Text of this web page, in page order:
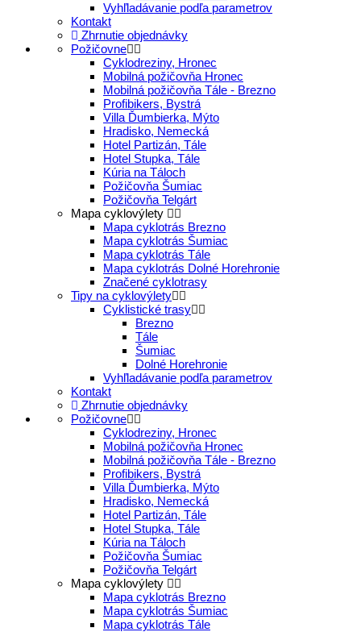
Vyhľladávanie podľa parametrov
Kontakt
Zhrnutie objednávky
Požičovne
Cyklodreziny, Hronec
Mobilná požičovňa Hronec
Mobilná požičovňa Tále - Brezno
Profibikers, Bystrá
Villa Ďumbierka, Mýto
Hradisko, Nemecká
Hotel Partizán, Tále
Hotel Stupka, Tále
Kúria na Táloch
Požičovňa Šumiac
Požičovňa Telgárt
Mapa cyklovýlety
Mapa cyklotrás Brezno
Mapa cyklotrás Šumiac
Mapa cyklotrás Tále
Mapa cyklotrás Dolné Horehronie
Značené cyklotrasy
Tipy na cyklovýlety
Cyklistické trasy
Brezno
Tále
Šumiac
Dolné Horehronie
Vyhľladávanie podľa parametrov
Kontakt
Zhrnutie objednávky
Požičovne
Cyklodreziny, Hronec
Mobilná požičovňa Hronec
Mobilná požičovňa Tále - Brezno
Profibikers, Bystrá
Villa Ďumbierka, Mýto
Hradisko, Nemecká
Hotel Partizán, Tále
Hotel Stupka, Tále
Kúria na Táloch
Požičovňa Šumiac
Požičovňa Telgárt
Mapa cyklovýlety
Mapa cyklotrás Brezno
Mapa cyklotrás Šumiac
Mapa cyklotrás Tále